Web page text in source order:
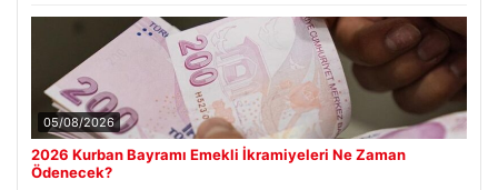
05/08/2026
2026 Kurban Bayramı Emekli İkramiyeleri Ne Zaman
Ödenecek?